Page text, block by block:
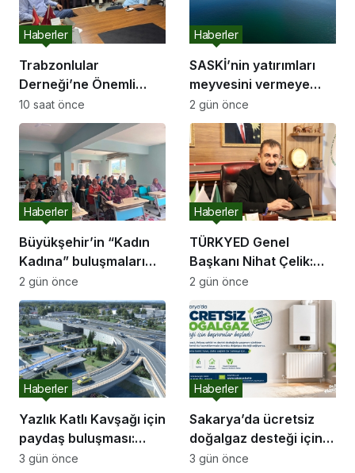
Trabzonlular
Derneği’ne Önemli
Ziyaret
Haberler
10 saat önce
SASKİ’nin yatırımları
meyvesini vermeye
başladı:
Haberler
2 gün önce
Büyükşehir’in “Kadın
Kadına” buluşmaları
Akyazı’da devam etti
Haberler
2 gün önce
TÜRKYED Genel
Başkanı Nihat Çelik:
“Gençliğine Sahip
Çıkmayan Milletler
Geleceğini İnşa
Edemez”
Haberler
2 gün önce
Yazlık Katlı Kavşağı için
paydaş buluşması:
“İletişim kanallarımız
Haberler
3 gün önce
Sakarya’da ücretsiz
doğalgaz desteği için
başvurular başladı
Haberler
3 gün önce